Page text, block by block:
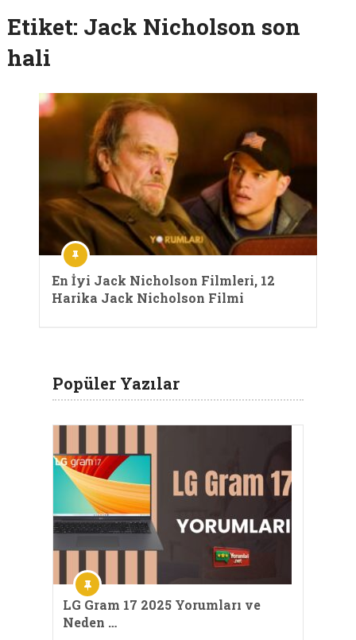
Etiket: Jack Nicholson son
hali
En İyi Jack Nicholson Filmleri, 12
Harika Jack Nicholson Filmi
Popüler Yazılar
LG Gram 17 2025 Yorumları ve
Neden …